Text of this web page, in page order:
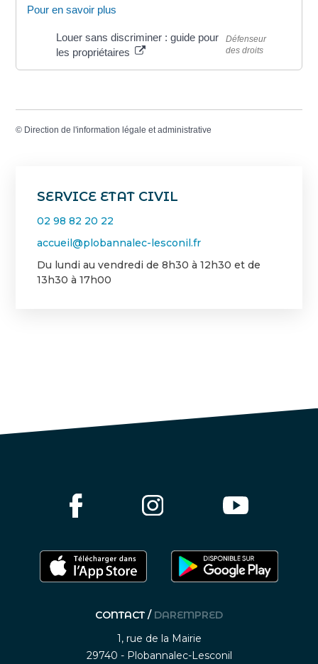
SERVICE ETAT CIVIL
02 98 82 20 22
accueil@plobannalec-lesconil.fr
Du lundi au vendredi de 8h30 à 12h30 et de
13h30 à 17h00
Pour en savoir plus
Louer sans discriminer : guide pour
les propriétaires
Défenseur
des droits
© Direction de l'information légale et administrative
CONTACT / DAREMPRED
1, rue de la Mairie
29740 - Plobannalec-Lesconil